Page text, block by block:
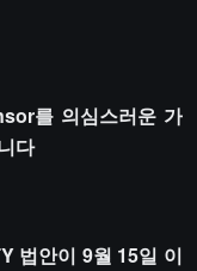
를 의심스러운 가
다
법안이 9월 15일 이